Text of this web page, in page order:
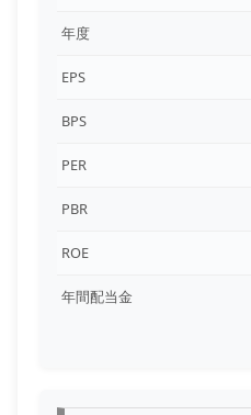
年度
EPS
BPS
PER
PBR
ROE
年間配当金